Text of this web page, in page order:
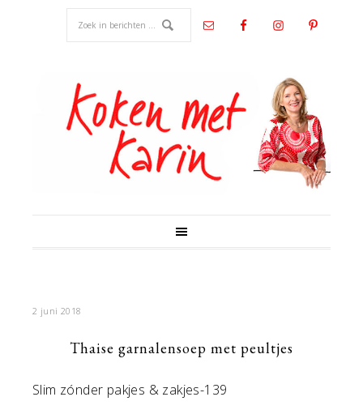
2 juni 2018
Thaise garnalensoep met peultjes
Slim zónder pakjes & zakjes-139